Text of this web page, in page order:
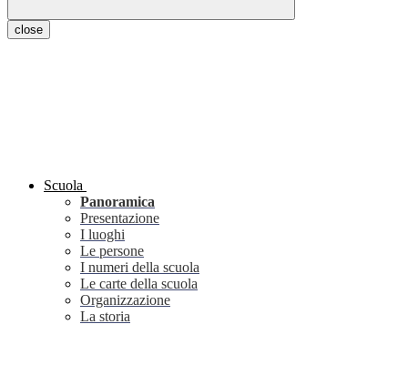
close
Scuola
Panoramica
Presentazione
I luoghi
Le persone
I numeri della scuola
Le carte della scuola
Organizzazione
La storia